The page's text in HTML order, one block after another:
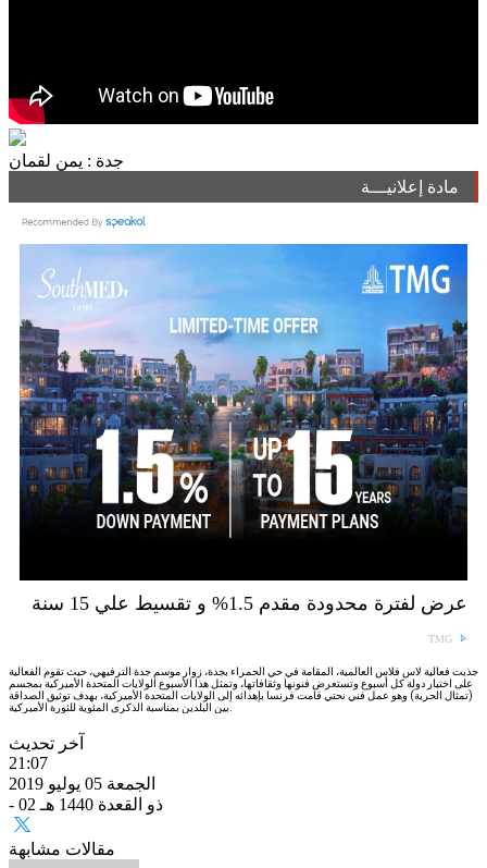
جدة : يمن لقمان
مادة إعلانيـــة
عرض لفترة محدودة مقدم 1.5% و تقسيط علي 15 سنة
TMG
جذبت فعالية لاس فلاس العالمية، المقامة في حي الحمراء بجدة، زوار موسم جدة الترفيهي، حيث تقوم الفعالية
على اختيار دولة كل أسبوع وتستعرض فنونها وثقافاتها، وتمثل هذا الأسبوع الولايات المتحدة الأميركية بمجسم
(تمثال الحرية) وهو عمل فني نحتي قامت فرنسا بإهدائه إلى الولايات المتحدة الأميركية، بهدف توثيق الصداقة
آخر تحديث
21:07
الجمعة 05 يوليو 2019
- 02 ذو القعدة 1440 هـ
مقالات مشابهة